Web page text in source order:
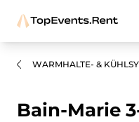
WARMHALTE- &
Bain-Marie